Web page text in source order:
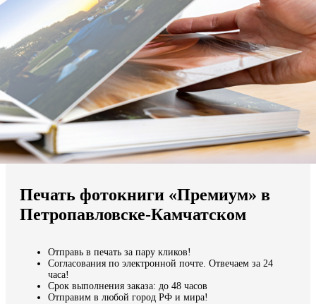
Мы доставляем по всему миру
Продолжить без города
Печать фотокниги «Премиум» в
Петропавловске-Камчатском
Отправь в печать за пару кликов!
Согласования по электронной почте. Отвечаем за 24
часа!
Срок выполнения заказа: до 48 часов
Отправим в любой город РФ и мира!